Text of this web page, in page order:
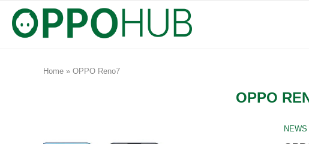
Home » OPPO Reno7
OPPO
NEWS